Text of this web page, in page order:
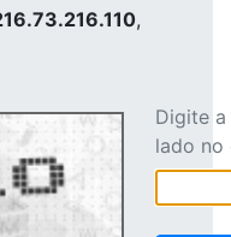
,
Digite
lado no